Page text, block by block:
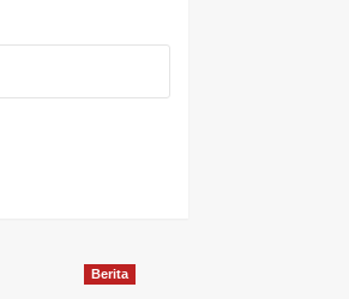
Berita